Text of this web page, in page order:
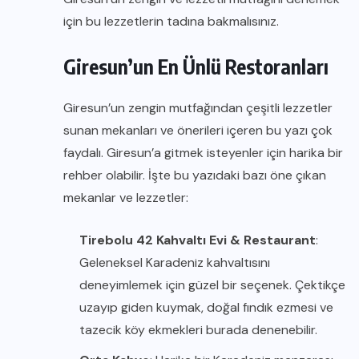
için bu lezzetlerin tadına bakmalısınız.
Giresun’un En Ünlü Restoranları
Giresun’un zengin mutfağından çeşitli lezzetler
sunan mekanları ve önerileri içeren bu yazı çok
faydalı. Giresun’a gitmek isteyenler için harika bir
rehber olabilir. İşte bu yazıdaki bazı öne çıkan
mekanlar ve lezzetler:
Tirebolu 42 Kahvaltı Evi & Restaurant:
Geleneksel Karadeniz kahvaltısını
deneyimlemek için güzel bir seçenek. Çektikçe
uzayıp giden kuymak, doğal fındık ezmesi ve
tazecik köy ekmekleri burada denenebilir.